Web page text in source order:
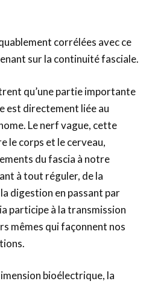
corrélées avec ce
sur la continuité fasciale.
qu’une partie importante
est directement liée au
Le nerf vague, cette
le corps et le cerveau,
du fascia à notre
à tout réguler, de la
digestion en passant par
participe à la transmission
mêmes qui façonnent nos
bioélectrique, la